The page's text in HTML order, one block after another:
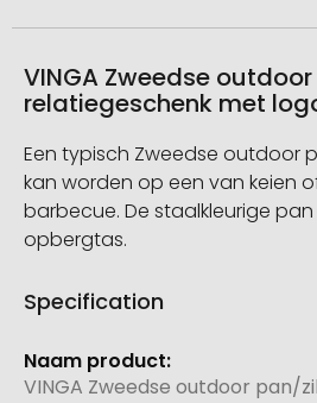
VINGA Zweedse
relatiegeschenk met
Een typisch Zweedse outdoor
kan worden op een van keien
barbecue. De staalkleurige
opbergtas.
Specification
Meer
informatie
VINGA Zweedse outdoor pan/